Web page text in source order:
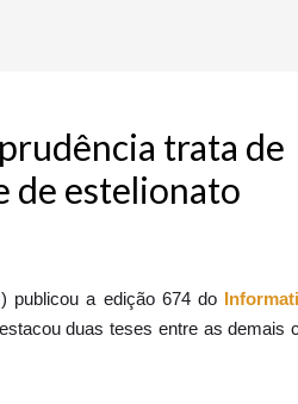
trata de
de estelionato
publicou a edição 674 do
duas teses entre as demais